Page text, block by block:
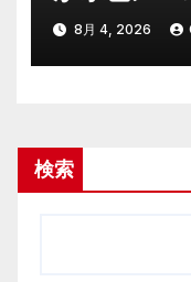
裂 「爽や
にお似合い
8月 4, 2026
検索